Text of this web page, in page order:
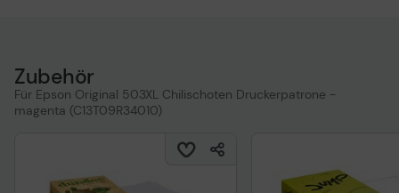
Zubehör
Für Epson Original 503XL Chilischoten Druckerpatrone -
magenta (C13T09R34010)